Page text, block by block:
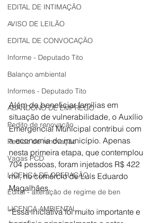
EDITAL DE INTIMAÇÃO
AVISO DE LEILÃO
EDITAL DE CONVOCAÇÃO
Informe - Deputado Tito
Balanço ambiental
Informes - Deputado Tito
ABANDONO DE EMPREGO
Pedito de renovação
Pedido de renovação
Vagas PCD
LICENÇA DE OPERAÇÃO
Edital - alteração de regime de ben
LICENÇA AMBIENTAL
Além de beneficiar famílias em
situação de vulnerabilidade, o Auxílio
Emergencial Municipal contribui com
a economia do município. Apenas
nesta primeira etapa, que contemplou
704 pessoas, foram injetados R$ 422
mil, no comércio de Luís Eduardo
Magalhães.
“Essa iniciativa foi muito importante e